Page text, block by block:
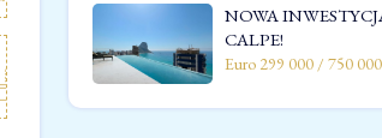
NOWA
CALPE!
Euro 299 000 / 750 000